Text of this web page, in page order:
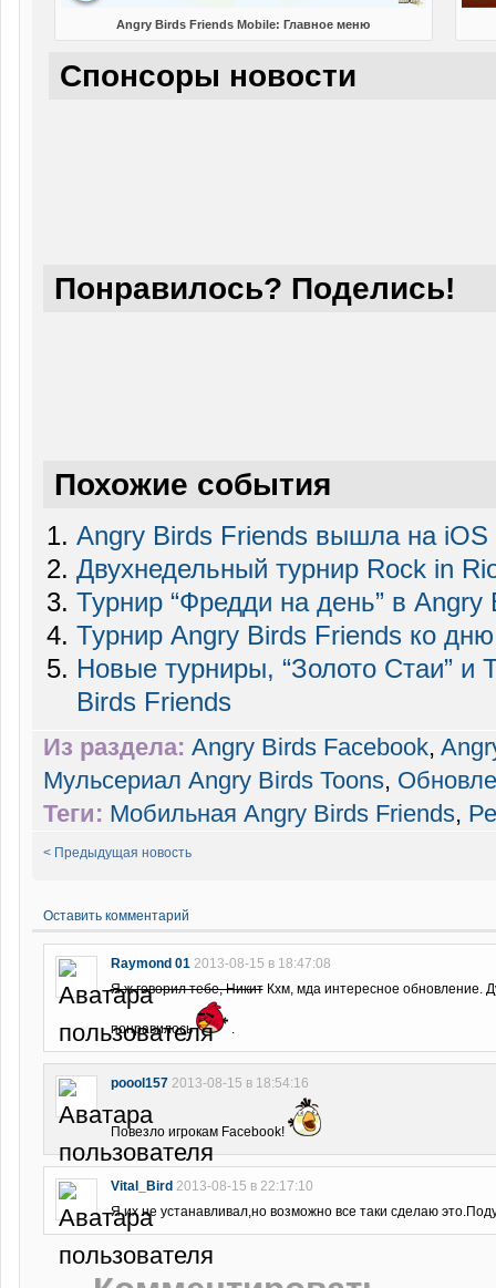
Angry Birds Friends Mobile: Главное меню
Спонсоры новости
Понравилось? Поделись!
Похожие события
Angry Birds Friends вышла на iOS
Двухнедельный турнир Rock in
Турнир “Фредди на день” в Angry
Турнир Angry Birds Friends ко
Новые турниры, “Золото Стаи” и
Birds Friends
Из раздела: Angry Birds Facebook,
Мульсериал Angry Birds Toons,
Теги: Мобильная Angry Birds Friends,
< Предыдущая новость
Оставить комментарий
Raymond 01 2013-08-15 в 18:47:08
Я ж говорил тебе, НикитКхм, мда интересное обновление.
понравилось .
poool157 2013-08-15 в 18:54:16
Повезло игрокам Facebook!
Vital_Bird 2013-08-15 в 22:17:10
Я их не устанавливал,но возможно все таки сделаю